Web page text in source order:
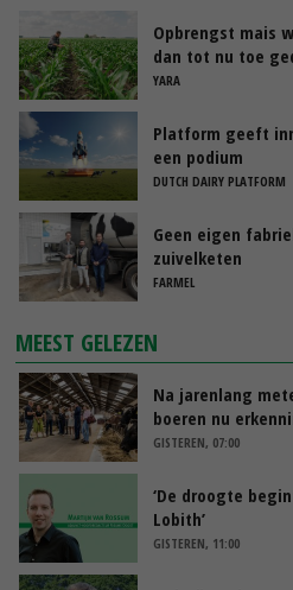
Opbrengst mais
dan tot nu toe
YARA
Platform geeft
een podium
DUTCH DAIRY PLATFORM
Geen eigen
zuivelketen
FARMEL
MEEST GELEZEN
Na jarenlang
boeren nu
GISTEREN, 07:00
‘De droogte
Lobith’
GISTEREN, 11:00